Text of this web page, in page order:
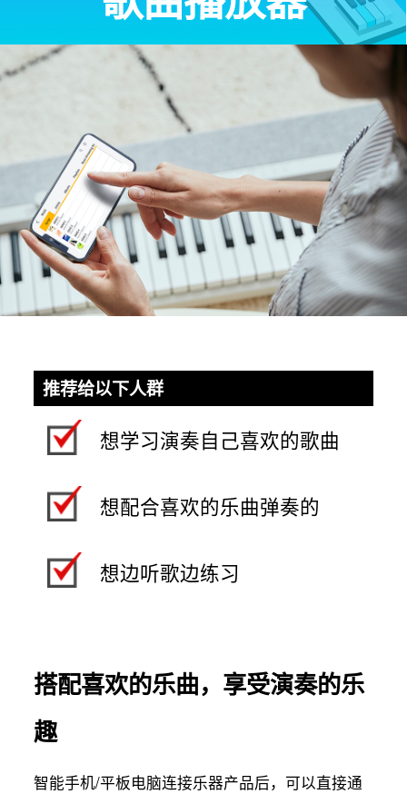
推荐给以下人群
想学习演奏自己喜欢的歌曲
想配合喜欢的乐曲弹奏的
想边听歌边练习
搭配喜欢的乐曲，享受演奏的乐
趣
智能手机/平板电脑连接乐器产品后，可以直接通